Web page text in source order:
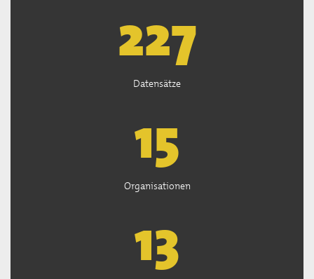
227
Datensätze
15
Organisationen
13